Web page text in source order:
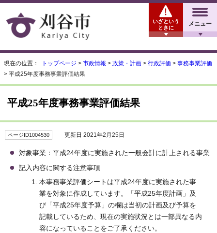
メニュー
いざという
ときに
現在の位置： トップページ > 市政情報 > 政策・計画 > 行政評価 > 事務事業評価
> 平成25年度事務事業評価結果
平成25年度事務事業評価結果
ページID1004530 更新日 2021年2月25日
対象事業：平成24年度に実施された一般会計に計上される事業
記入内容に関する注意事項
本事務事業評価シートは平成24年度に実施された事
業を対象に作成しています。「平成25年度計画」及
び「平成25年度予算」の欄は当初の計画及び予算を
記載しているため、現在の実施状況とは一部異なる内
容になっていることをご了承ください。